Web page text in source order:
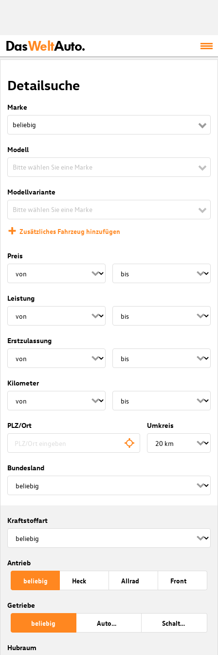
DasWeltAuto.
Detailsuche
Marke
beliebig
Modell
Bitte wählen Sie eine Marke
Modellvariante
Bitte wählen Sie eine Marke
Zusätzliches Fahrzeug hinzufügen
Preis
Leistung
Erstzulassung
Kilometer
PLZ/Ort Umkreis
Bundesland
Kraftstoffart
Antrieb
beliebig Heck Allrad Front
Getriebe
beliebig Automatik Schaltung
Hubraum